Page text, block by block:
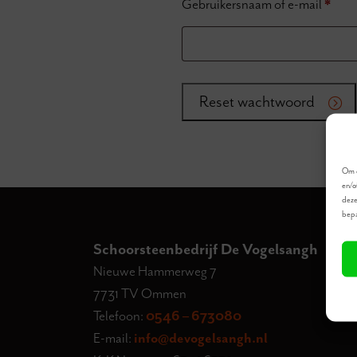
Om
en/
Gebruikersnaam of e-mail *
Reset wachtwoord
Schoorsteenbedrijf De Vogelsangh
Nieuwe Hammerweg 7
7731 TV Ommen
Telefoon: 0546 – 673080
E-mail: info@devogelsangh.nl